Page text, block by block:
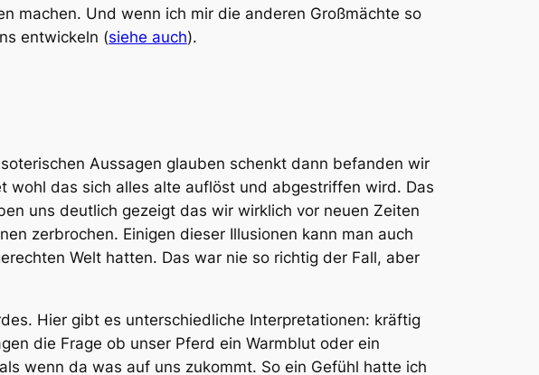
machen. Und wenn ich mir die anderen Großmächte so
entwickeln (siehe auch).
Aussagen glauben schenkt dann befanden wir
wohl das sich alles alte auflöst und abgestriffen wird. Das
uns deutlich gezeigt das wir wirklich vor neuen Zeiten
zerbrochen. Einigen dieser Illusionen kann man auch
Welt hatten. Das war nie so richtig der Fall, aber
Hier gibt es unterschiedliche Interpretationen: kräftig
die Frage ob unser Pferd ein Warmblut oder ein
wenn da was auf uns zukommt. So ein Gefühl hatte ich